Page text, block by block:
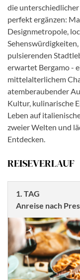
die
perfekt ergänzen:
Designmetropole,
pulsierenden
erwartet Bergamo -
mittelalterlichem
atemberaubender
Kultur, kulinarische
Leben auf
zweier Welten und
Entdecken.
REISEVERLAUF
1. TAG
Anreise